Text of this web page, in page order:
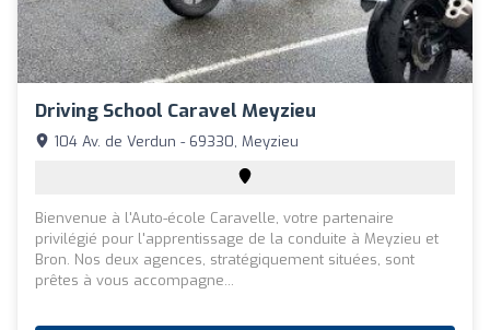
Driving School Caravel Meyzieu
104 Av. de Verdun - 69330, Meyzieu
Bienvenue à l'Auto-école Caravelle, votre partenaire
privilégié pour l'apprentissage de la conduite à Meyzieu et
Bron. Nos deux agences, stratégiquement situées, sont
prêtes à vous accompagne...